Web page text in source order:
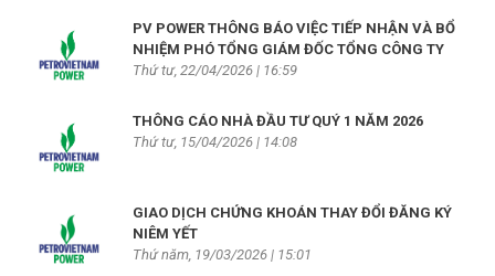
PV POWER THÔNG BÁO VIỆC TIẾP NHẬN VÀ BỔ
NHIỆM PHÓ TỔNG GIÁM ĐỐC TỔNG CÔNG TY
Thứ tư, 22/04/2026 | 16:59
THÔNG CÁO NHÀ ĐẦU TƯ QUÝ 1 NĂM 2026
Thứ tư, 15/04/2026 | 14:08
GIAO DỊCH CHỨNG KHOÁN THAY ĐỔI ĐĂNG KÝ
NIÊM YẾT
Thứ năm, 19/03/2026 | 15:01